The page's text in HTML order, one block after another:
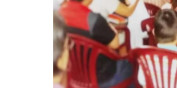
Hit enter to search or ESC